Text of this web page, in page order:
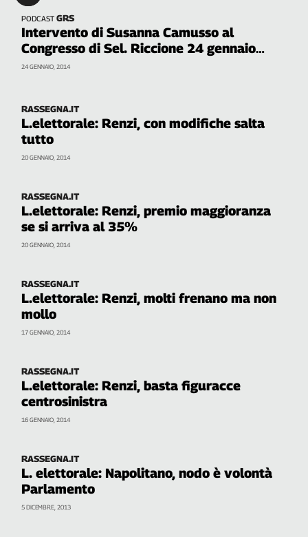
PODCAST GRS
Intervento di Susanna Camusso al
Congresso di Sel. Riccione 24 gennaio
2014
24 GENNAIO, 2014
RASSEGNA.IT
L.elettorale: Renzi, con modifiche salta
tutto
20 GENNAIO, 2014
RASSEGNA.IT
L.elettorale: Renzi, premio maggioranza
se si arriva al 35%
20 GENNAIO, 2014
RASSEGNA.IT
L.elettorale: Renzi, molti frenano ma non
mollo
17 GENNAIO, 2014
RASSEGNA.IT
L.elettorale: Renzi, basta figuracce
centrosinistra
16 GENNAIO, 2014
RASSEGNA.IT
L. elettorale: Napolitano, nodo è volontà
Parlamento
5 DICEMBRE, 2013